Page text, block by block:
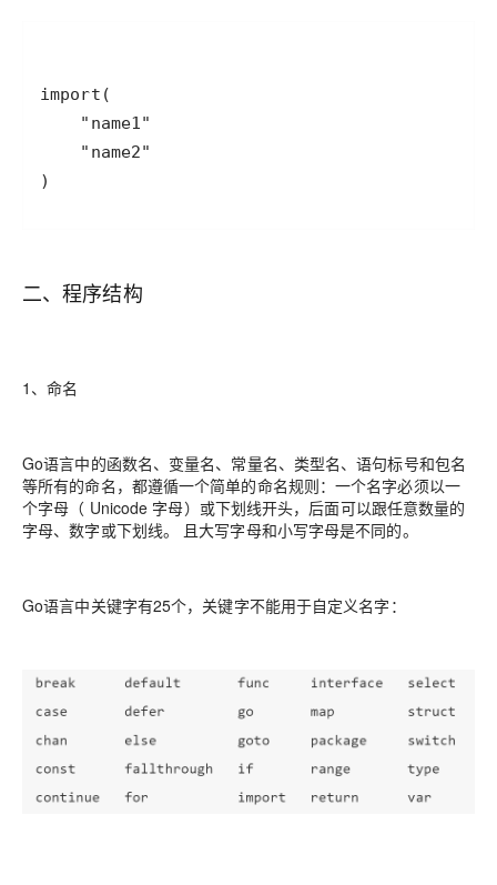
)
二、程序结构
1、命名
Go语言中的函数名、变量名、常量名、类型名、语句标号和包名
等所有的命名，都遵循一个简单的命名规则：一个名字必须以一
个字母（ Unicode 字母）或下划线开头，后面可以跟任意数量的
字母、数字或下划线。 且大写字母和小写字母是不同的。
Go语言中关键字有25个，关键字不能用于自定义名字：